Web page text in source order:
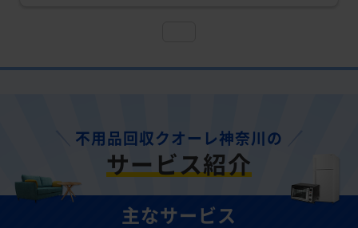
不用品回収クオーレ神奈川の
サービス紹介
主なサービス